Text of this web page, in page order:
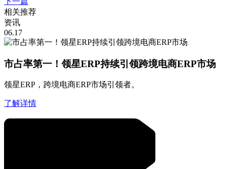
相关推荐
资讯
06.17
市占率第一！领星ERP持续引领跨境电商ERP市场
领星ERP，跨境电商ERP市场引领者。
了解详情